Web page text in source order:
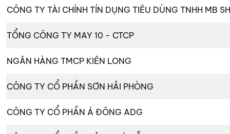
CÔNG TY TÀI CHÍNH TÍN DỤNG TIÊU DÙNG TNHH MB
TỔNG CÔNG TY MAY 10 - CTCP
NGÂN HÀNG TMCP KIÊN LONG
CÔNG TY CỔ PHẦN SƠN HẢI PHÒNG
CÔNG TY CỔ PHẦN Á ĐÔNG ADG